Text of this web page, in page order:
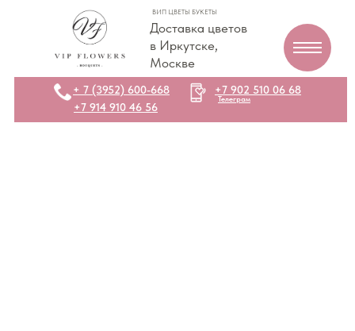
Доставка цветов
в Иркутске,
Москве
ВИП ЦВЕТЫ БУКЕТЫ
+7 914 910 46 56
+7 902 510 06 68
Телеграм
+ 7 (3952) 600-668